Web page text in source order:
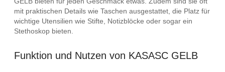
mit praktischen Details wie Taschen ausgestattet, die Platz für
wichtige Utensilien wie Stifte, Notizblöcke oder sogar ein
Stethoskop bieten.
Funktion und Nutzen von KASASC GELB